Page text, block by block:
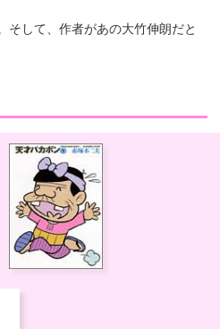
そして、作者があの大竹伸朗だと